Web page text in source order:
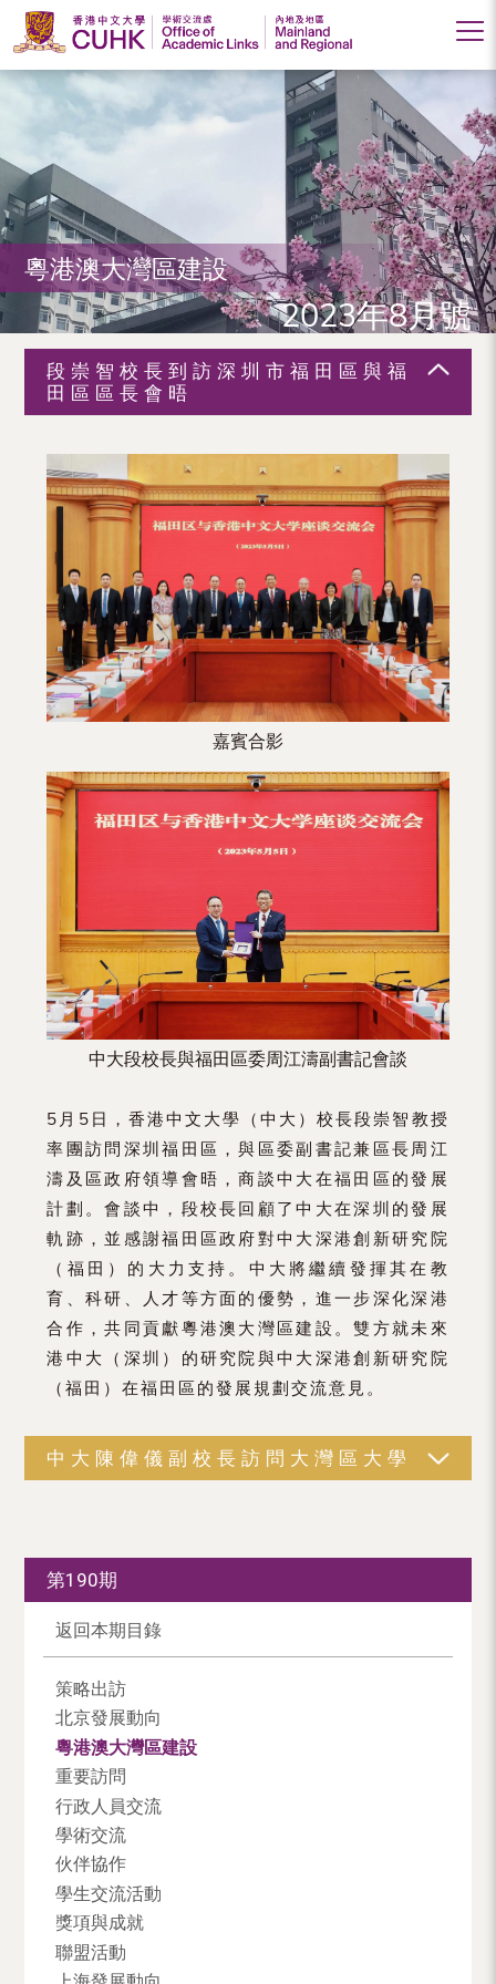
香
港
中
文
大
學
學
術
（內
區）
粵港澳大灣區建設
2023年8月號
段崇智校長到訪深圳市福田區與福
田區區長會晤
嘉賓合影
中大段校長與福田區委周江濤副書記會談
5月5日，香港中文大學（中大）校長段崇智教授
率團訪問深圳福田區，與區委副書記兼區長周江
濤及區政府領導會晤，商談中大在福田區的發展
計劃。會談中，段校長回顧了中大在深圳的發展
軌跡，並感謝福田區政府對中大深港創新研究院
（福田）的大力支持。中大將繼續發揮其在教
育、科研、人才等方面的優勢，進一步深化深港
合作，共同貢獻粵港澳大灣區建設。雙方就未來
港中大（深圳）的研究院與中大深港創新研究院
（福田）在福田區的發展規劃交流意見。
中大陳偉儀副校長訪問大灣區大學
第190期
返回本期目錄
策略出訪
北京發展動向
粵港澳大灣區建設
重要訪問
行政人員交流
學術交流
伙伴協作
學生交流活動
獎項與成就
聯盟活動